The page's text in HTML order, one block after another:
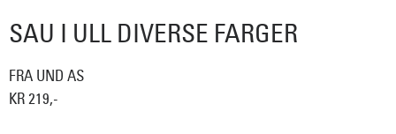
SAU I ULL DIVERSE FARGER
FRA UND AS
KR 219,-